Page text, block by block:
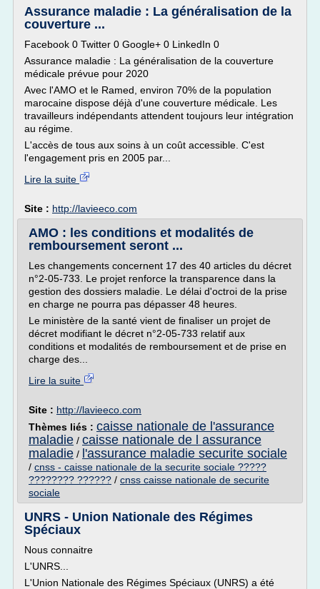
Assurance maladie : La généralisation de la
couverture ...
Facebook 0 Twitter 0 Google+ 0 LinkedIn 0
Assurance maladie : La généralisation de la couverture
médicale prévue pour 2020
Avec l'AMO et le Ramed, environ 70% de la population
marocaine dispose déjà d'une couverture médicale. Les
travailleurs indépendants attendent toujours leur intégration
au régime.
L'accès de tous aux soins à un coût accessible. C'est
l'engagement pris en 2005 par...
Lire la suite
Site : http://lavieeco.com
AMO : les conditions et modalités de
remboursement seront ...
Les changements concernent 17 des 40 articles du décret
n°2-05-733. Le projet renforce la transparence dans la
gestion des dossiers maladie. Le délai d'octroi de la prise
en charge ne pourra pas dépasser 48 heures.
Le ministère de la santé vient de finaliser un projet de
décret modifiant le décret n°2-05-733 relatif aux
conditions et modalités de remboursement et de prise en
charge des...
Lire la suite
Site : http://lavieeco.com
Thèmes liés : caisse nationale de l'assurance
maladie / caisse nationale de l assurance
maladie / l'assurance maladie securite sociale
/ cnss - caisse nationale de la securite sociale ?????
???????? ?????? / cnss caisse nationale de securite
sociale
UNRS - Union Nationale des Régimes
Spéciaux
Nous connaitre
L'UNRS...
L'Union Nationale des Régimes Spéciaux (UNRS) a été